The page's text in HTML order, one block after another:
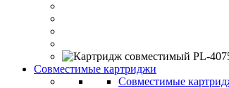
Совместимые картриджи
Совместимые